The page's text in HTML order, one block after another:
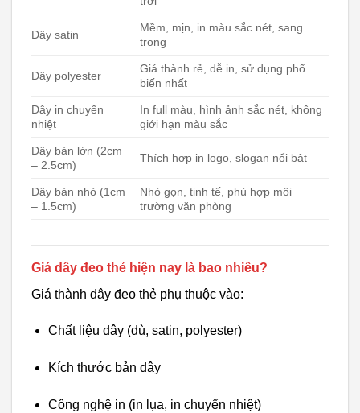
Dây satin
Mềm, mịn, in màu sắc nét, sang
trọng
Dây polyester
Giá thành rẻ, dễ in, sử dụng phổ
biến nhất
Dây in chuyển
nhiệt
In full màu, hình ảnh sắc nét, không
giới hạn màu sắc
Dây bản lớn (2cm
– 2.5cm)
Thích hợp in logo, slogan nổi bật
Dây bản nhỏ (1cm
– 1.5cm)
Nhỏ gọn, tinh tế, phù hợp môi
trường văn phòng
Giá dây đeo thẻ hiện nay là bao nhiêu?
Giá thành dây đeo thẻ phụ thuộc vào:
Chất liệu dây (dù, satin, polyester)
Kích thước bản dây
Công nghệ in (in lụa, in chuyển nhiệt)